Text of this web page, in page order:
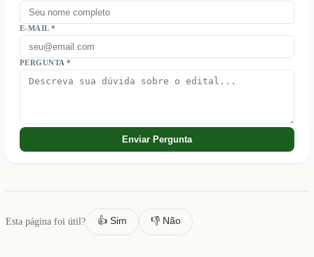
E-MAIL *
PERGUNTA *
Enviar Pergunta
Esta página foi útil? 👍 Sim 👎 Não